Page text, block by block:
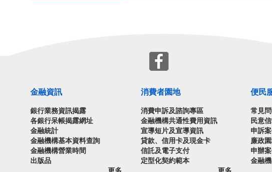
金融資訊
銀行業務資訊揭露
各銀行呆帳揭露網址
金融統計
金融機構基本資料查詢
金融機構營業時間
出版品
消費者園地
消費申訴及諮詢專區
金融機構共通性費用資訊
宣導短片及宣導資訊
貸款、信用卡及現金卡
信託及電子支付
定型化契約範本
便民
常見
民意
申訴
廉政
申辦
金融